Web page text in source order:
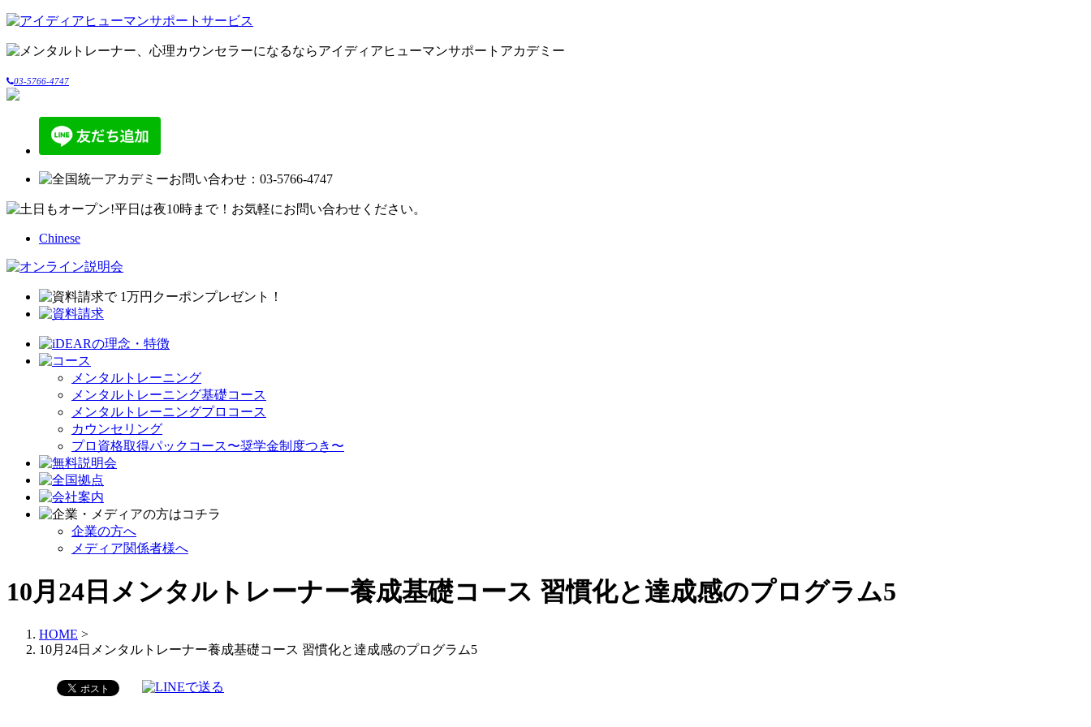
03-5766-4747
Chinese
メンタルトレーニング
メンタルトレーニング基礎コース
メンタルトレーニングプロコース
カウンセリング
プロ資格取得パックコース〜奨学金制度つき〜
企業の方へ
メディア関係者様へ
10月24日メンタルトレーナー養成基礎コース 習慣化と達成感のプログラム5
HOME >
10月24日メンタルトレーナー養成基礎コース 習慣化と達成感のプログラム5